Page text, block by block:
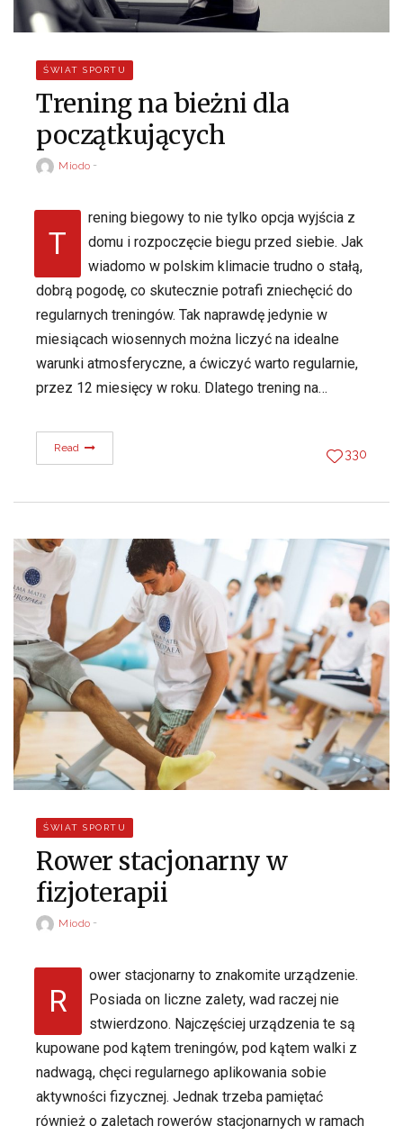
ŚWIAT SPORTU
Trening na bieżni dla
początkujących
Miodo
T
rening biegowy to nie tylko opcja wyjścia z
domu i rozpoczęcie biegu przed siebie. Jak
wiadomo w polskim klimacie trudno o stałą,
dobrą pogodę, co skutecznie potrafi zniechęcić do
regularnych treningów. Tak naprawdę jedynie w
miesiącach wiosennych można liczyć na idealne
warunki atmosferyczne, a ćwiczyć warto regularnie,
przez 12 miesięcy w roku. Dlatego trening na…
Read 330
ŚWIAT SPORTU
Rower stacjonarny w
fizjoterapii
Miodo
R
ower stacjonarny to znakomite urządzenie.
Posiada on liczne zalety, wad raczej nie
stwierdzono. Najczęściej urządzenia te są
kupowane pod kątem treningów, pod kątem walki z
nadwagą, chęci regularnego aplikowania sobie
aktywności fizycznej. Jednak trzeba pamiętać
również o zaletach rowerów stacjonarnych w ramach